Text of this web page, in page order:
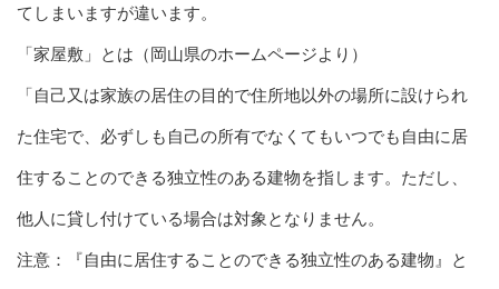
てしまいますが違います。
「家屋敷」とは（岡山県のホームページより）
「自己又は家族の居住の目的で住所地以外の場所に設けられ
た住宅で、必ずしも自己の所有でなくてもいつでも自由に居
住することのできる独立性のある建物を指します。ただし、
他人に貸し付けている場合は対象となりません。
注意：『自由に居住することのできる独立性のある建物』と